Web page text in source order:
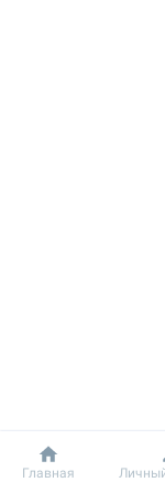
Добробут
Главная